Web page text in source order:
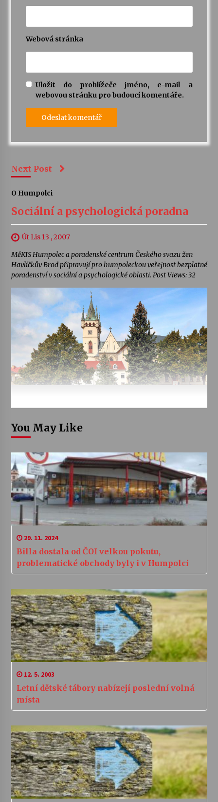
Webová stránka
Uložit do prohlížeče jméno, e-mail a
webovou stránku pro budoucí komentáře.
Next Post
O Humpolci
Sociální a psychologická poradna
Út Lis 13 , 2007
MěKIS Humpolec a poradenské centrum Českého svazu žen
Havlíčkův Brod připravují pro humpoleckou veřejnost bezplatné
poradenství v sociální a psychologické oblasti. Post Views: 32
You May Like
29. 11. 2024
Billa dostala od ČOI velkou pokutu,
problematické obchody byly i v Humpolci
12. 5. 2003
Letní dětské tábory nabízejí poslední volná
místa